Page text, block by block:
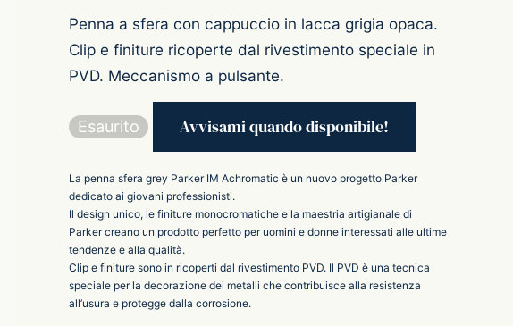
Penna a sfera con cappuccio in lacca grigia opaca.
Clip e finiture ricoperte dal rivestimento speciale in
PVD. Meccanismo a pulsante.
Esaurito
La penna sfera grey Parker IM Achromatic è un nuovo progetto Parker
dedicato ai giovani professionisti.
Il design unico, le finiture monocromatiche e la maestria artigianale di
Parker creano un prodotto perfetto per uomini e donne interessati alle ultime
tendenze e alla qualità.
Clip e finiture sono in ricoperti dal rivestimento PVD. Il PVD è una tecnica
speciale per la decorazione dei metalli che contribuisce alla resistenza
all’usura e protegge dalla corrosione.